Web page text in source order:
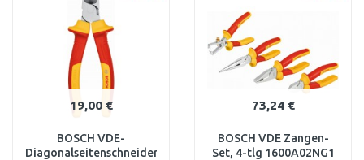
Vergleichen
19,00 €
BOSCH VDE-
Diagonalseitenschneider
73,24 €
BOSCH VDE Zangen-
Set, 4-tlg 1600A02NG1